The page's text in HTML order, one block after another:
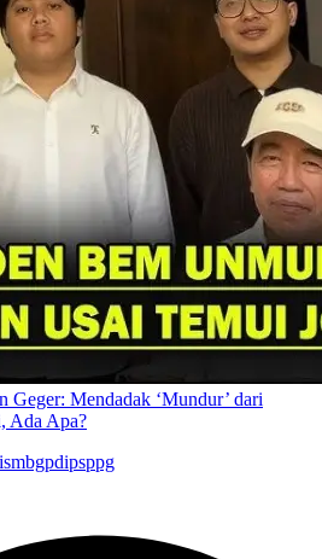
Mendadak ‘Mundur’ dari
Ada Apa?
mbgpdipsppg